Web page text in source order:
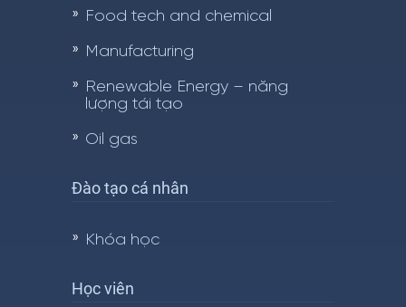
Food tech and chemical
Manufacturing
Renewable Energy – năng
lượng tái tạo
Oil gas
Đào tạo cá nhân
Khóa học
Học viên